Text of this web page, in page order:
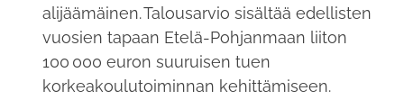
alijäämäinen. Talousarvio sisältää edellisten
vuosien tapaan Etelä-Pohjanmaan liiton
100 000 euron suuruisen tuen
korkeakoulutoiminnan kehittämiseen.